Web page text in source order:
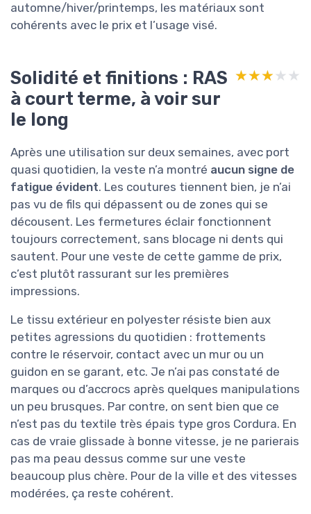
automne/hiver/printemps, les matériaux sont
cohérents avec le prix et l’usage visé.
Solidité et finitions : RAS
à court terme, à voir sur
le long
★★★★★
★★★★★
Après une utilisation sur deux semaines, avec port
quasi quotidien, la veste n’a montré aucun signe de
fatigue évident. Les coutures tiennent bien, je n’ai
pas vu de fils qui dépassent ou de zones qui se
décousent. Les fermetures éclair fonctionnent
toujours correctement, sans blocage ni dents qui
sautent. Pour une veste de cette gamme de prix,
c’est plutôt rassurant sur les premières
impressions.
Le tissu extérieur en polyester résiste bien aux
petites agressions du quotidien : frottements
contre le réservoir, contact avec un mur ou un
guidon en se garant, etc. Je n’ai pas constaté de
marques ou d’accrocs après quelques manipulations
un peu brusques. Par contre, on sent bien que ce
n’est pas du textile très épais type gros Cordura. En
cas de vraie glissade à bonne vitesse, je ne parierais
pas ma peau dessus comme sur une veste
beaucoup plus chère. Pour de la ville et des vitesses
modérées, ça reste cohérent.